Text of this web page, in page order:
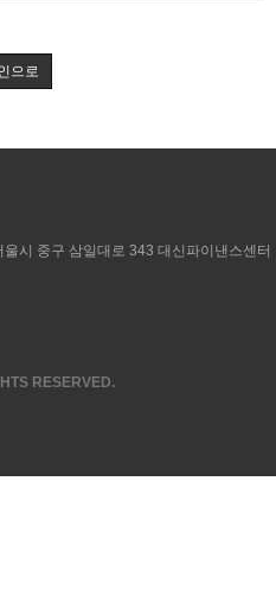
으로
시 중구 삼일대로 343 대신파이낸스센터
RESERVED.